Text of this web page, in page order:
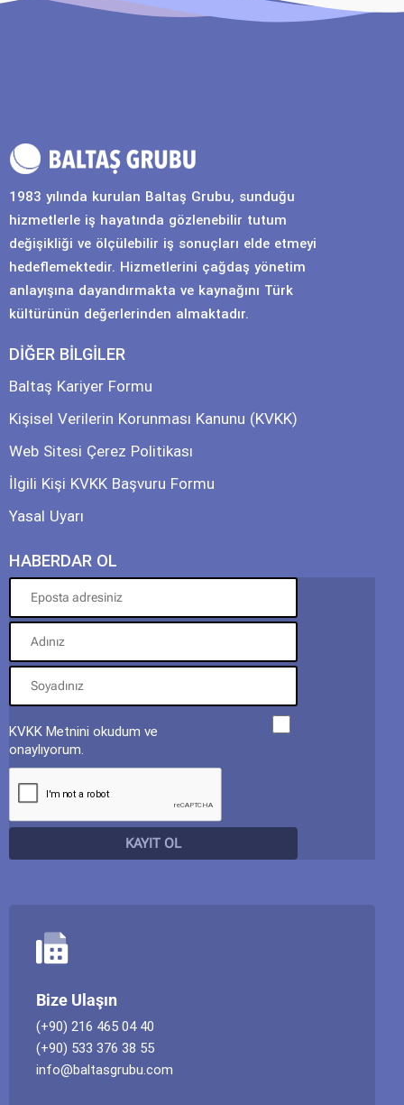
1983 yılında kurulan Baltaş Grubu, sunduğu
hizmetlerle iş hayatında gözlenebilir tutum
değişikliği ve ölçülebilir iş sonuçları elde etmeyi
hedeflemektedir. Hizmetlerini çağdaş yönetim
anlayışına dayandırmakta ve kaynağını Türk
kültürünün değerlerinden almaktadır.
DİĞER BİLGİLER
Baltaş Kariyer Formu
Kişisel Verilerin Korunması Kanunu (KVKK)
Web Sitesi Çerez Politikası
İlgili Kişi KVKK Başvuru Formu
Yasal Uyarı
HABERDAR OL
KVKK Metnini okudum ve
onaylıyorum.
Bize Ulaşın
(+90) 216 465 04 40
(+90) 533 376 38 55
info@baltasgrubu.com